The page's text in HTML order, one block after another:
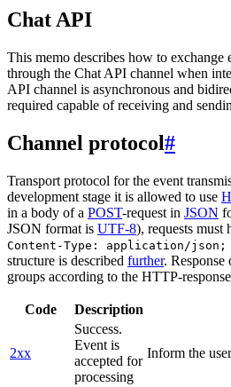
Chat API
This memo describes how to exchange
through the Chat API channel when
API channel is asynchronous and
required capable of receiving and
Channel protocol#
Transport protocol for the event
development stage it is allowed to use
in a body of a POST-request in JSON
JSON format is UTF-8), requests must
Content-Type: application/
structure is described further. Response
groups according to the HTTP-
Code Description
2xx
Success.
Event is
accepted for
processing
Inform the